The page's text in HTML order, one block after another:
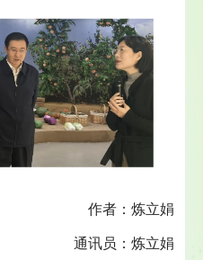
作者：炼立娟
通讯员：炼立娟